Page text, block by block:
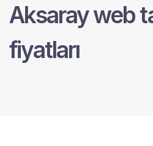
Aksaray web
fiyatları